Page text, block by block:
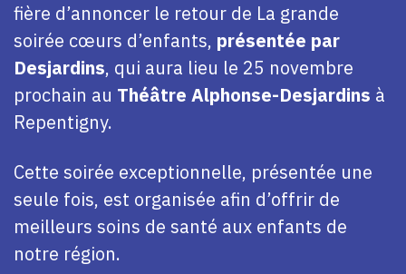
fière d’annoncer le retour de La grande
soirée cœurs d’enfants, présentée par
Desjardins, qui aura lieu le 25 novembre
prochain au Théâtre Alphonse-Desjardins à
Repentigny.
Cette soirée exceptionnelle, présentée une
seule fois, est organisée afin d’offrir de
meilleurs soins de santé aux enfants de
notre région.